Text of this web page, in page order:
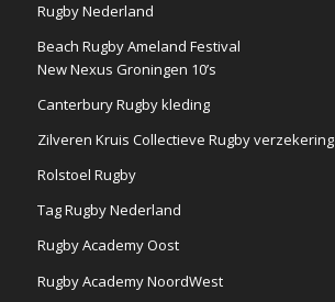
Rugby Nederland
Beach Rugby Ameland Festival
New Nexus Groningen 10’s
Canterbury Rugby kleding
Zilveren Kruis Collectieve Rugby verzekering
Rolstoel Rugby
Tag Rugby Nederland
Rugby Academy Oost
Rugby Academy NoordWest